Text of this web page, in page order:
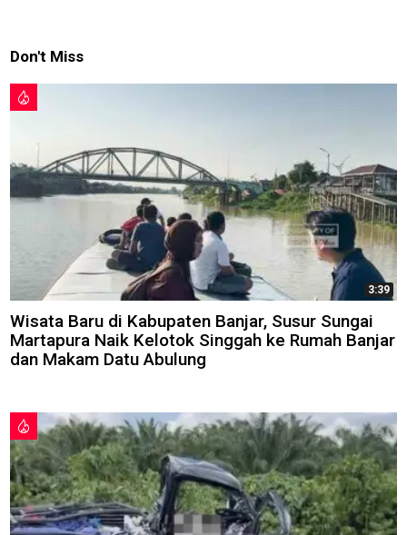
Don't Miss
3:39
Wisata Baru di Kabupaten Banjar, Susur Sungai
Martapura Naik Kelotok Singgah ke Rumah Banjar
dan Makam Datu Abulung